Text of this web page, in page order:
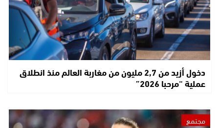
دخول أزيد من 2,7 مليون من مغاربة العالم منذ انطلاق
عملية “مرحبا 2026”
مجتمع